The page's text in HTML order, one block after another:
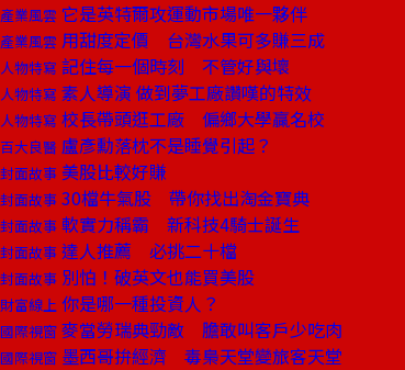
產業風雲 它是英特爾攻運動市場唯一夥伴
產業風雲 用甜度定價 台灣水果可多賺三成
人物特寫 記住每一個時刻 不管好與壞
人物特寫 素人導演 做到夢工廠讚嘆的特效
人物特寫 校長帶頭逛工廠 偏鄉大學贏名校
百大良醫 盧彥勳落枕不是睡覺引起？
封面故事 美股比較好賺
封面故事 30檔牛氣股 帶你找出淘金寶典
封面故事 軟實力稱霸 新科技4騎士誕生
封面故事 達人推薦 必挑二十檔
封面故事 別怕！破英文也能買美股
財富線上 你是哪一種投資人？
國際視窗 麥當勞瑞典勁敵 膽敢叫客戶少吃肉
國際視窗 墨西哥拚經濟 毒梟天堂變旅客天堂